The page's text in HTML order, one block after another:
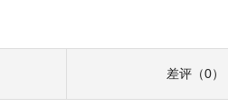
差评（0）